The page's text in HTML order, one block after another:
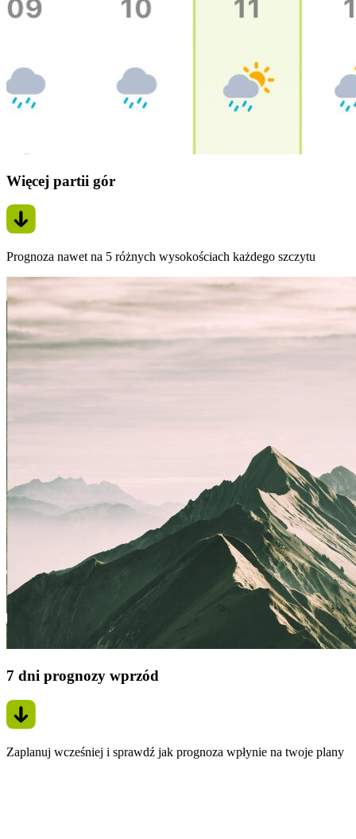
Więcej partii gór
Prognoza nawet na 5 różnych wysokościach każdego szczytu
7 dni prognozy wprzód
Zaplanuj wcześniej i sprawdź jak prognoza wpłynie na twoje plany